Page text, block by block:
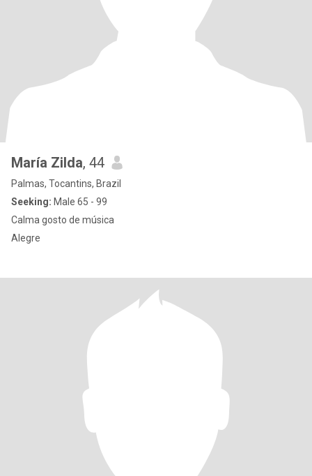
María Zilda, 44
Palmas, Tocantins, Brazil
Seeking: Male 65 - 99
Calma gosto de música
Alegre